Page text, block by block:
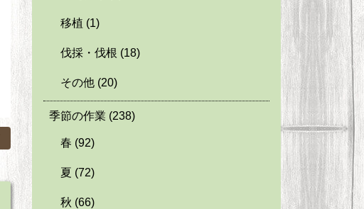
移植 (1)
伐採・伐根 (18)
その他 (20)
季節の作業 (238)
春 (92)
夏 (72)
秋 (66)